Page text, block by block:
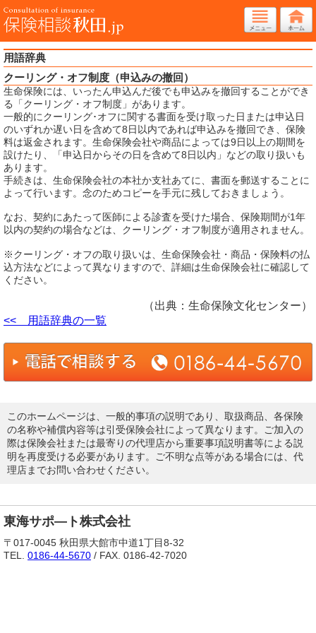
用語辞典
クーリング・オフ制度（申込みの撤回）
生命保険には、いったん申込んだ後でも申込みを撤回することができ
る「クーリング・オフ制度」があります。
一般的にクーリング･オフに関する書面を受け取った日または申込日
のいずれか遅い日を含めて8日以内であれば申込みを撤回でき、保険
料は返金されます。生命保険会社や商品によっては9日以上の期間を
設けたり、「申込日からその日を含めて8日以内」などの取り扱いも
あります。
手続きは、生命保険会社の本社か支社あてに、書面を郵送することに
よって行います。念のためコピーを手元に残しておきましょう。
なお、契約にあたって医師による診査を受けた場合、保険期間が1年
以内の契約の場合などは、クーリング・オフ制度が適用されません。
※クーリング・オフの取り扱いは、生命保険会社・商品・保険料の払
込方法などによって異なりますので、詳細は生命保険会社に確認して
ください。
（出典：生命保険文化センター）
<< 用語辞典の一覧
このホームページは、一般的事項の説明であり、取扱商品、各保険
の名称や補償内容等は引受保険会社によって異なります。ご加入の
際は保険会社または最寄りの代理店から重要事項説明書等による説
明を再度受ける必要があります。ご不明な点等がある場合には、代
理店までお問い合わせください。
東海サポ―ト株式会社
〒017-0045 秋田県大館市中道1丁目8-32
TEL. 0186-44-5670 / FAX. 0186-42-7020